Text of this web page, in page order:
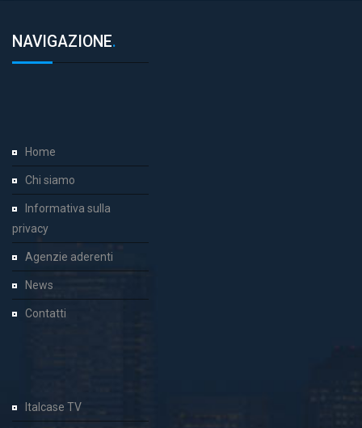
NAVIGAZIONE.
Home
Chi siamo
Informativa sulla
privacy
Agenzie aderenti
News
Contatti
Italcase TV